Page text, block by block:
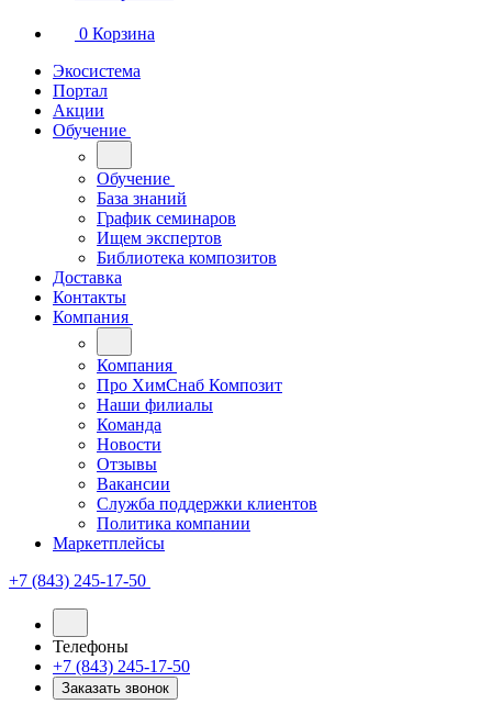
0 Корзина
Экосистема
Портал
Акции
Обучение
Обучение
База знаний
График семинаров
Ищем экспертов
Библиотека композитов
Доставка
Контакты
Компания
Компания
Про ХимСнаб Композит
Наши филиалы
Команда
Новости
Отзывы
Вакансии
Служба поддержки клиентов
Политика компании
Маркетплейсы
+7 (843) 245-17-50
Телефоны
+7 (843) 245-17-50
Заказать звонок